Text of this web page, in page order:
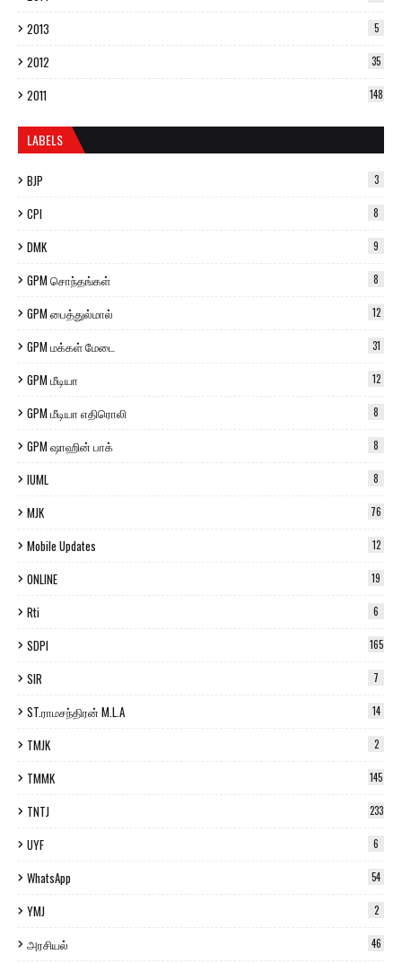
2013 5
2012 35
2011 148
LABELS
BJP 3
CPI 8
DMK 9
GPM சொந்தங்கள் 8
GPM பைத்துல்மால் 12
GPM மக்கள் மேடை 31
GPM மீடியா 12
GPM மீடியா எதிரொலி 8
GPM ஷாஹின் பாக் 8
IUML 8
MJK 76
Mobile Updates 12
ONLINE 19
Rti 6
SDPI 165
SIR 7
ST.ராமசந்திரன் M.L.A 14
TMJK 2
TMMK 145
TNTJ 233
UYF 6
WhatsApp 54
YMJ 2
அரசியல் 46